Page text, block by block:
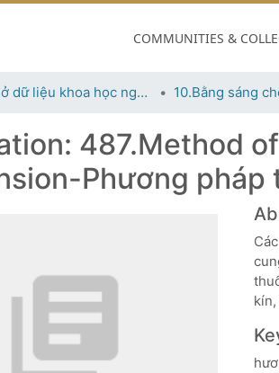
COMMUNITIES &
Cơ sở dữ liệu khoa học ngành thuốc lá 10.Bằng sáng
487.Method
Phương pháp